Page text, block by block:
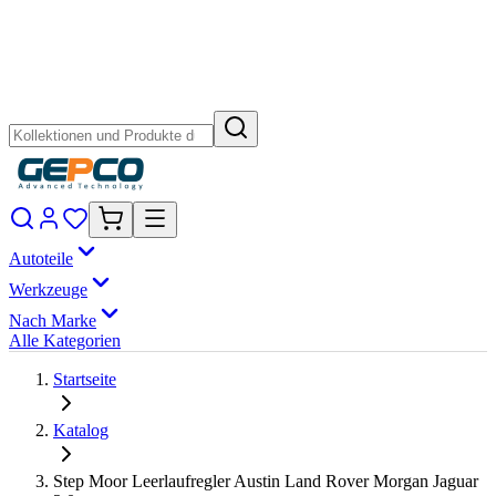
Autoteile
Werkzeuge
Nach Marke
Alle Kategorien
Startseite
Katalog
Step Moor Leerlaufregler Austin Land Rover Morgan Jaguar